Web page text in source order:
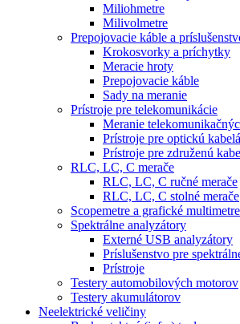
Miliohmetre
Milivolmetre
Prepojovacie káble a
Krokosvorky a príchytky
Meracie hroty
Prepojovacie káble
Sady na meranie
Prístroje pre telekomunikácie
Meranie
Prístroje pre optickú
Prístroje pre združenú
RLC, LC, C merače
RLC, LC, C ručné merače
RLC, LC, C stolné merače
Scopemetre a grafické multimetre
Spektrálne analyzátory
Externé USB analyzátory
Príslušenstvo pre
Prístroje
Testery automobilových motorov
Testery akumulátorov
Neelektrické veličiny